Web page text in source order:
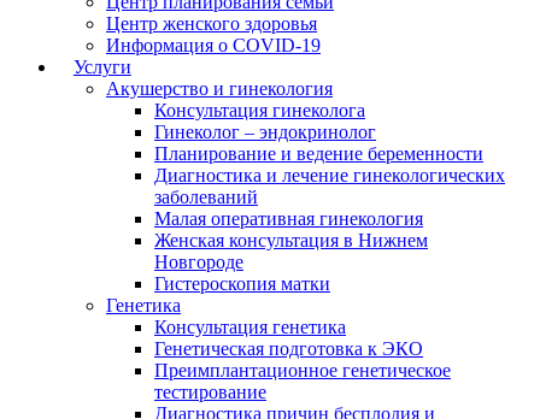
Центр женского здоровья
Информация о COVID-19
Услуги
Акушерство и гинекология
Консультация гинеколога
Гинеколог – эндокринолог
Планирование и ведение беременности
Диагностика и лечение гинекологических
заболеваний
Малая оперативная гинекология
Женская консультация в Нижнем
Новгороде
Гистероскопия матки
Генетика
Консультация генетика
Генетическая подготовка к ЭКО
Преимплантационное генетическое
тестирование
Диагностика причин бесплодия и